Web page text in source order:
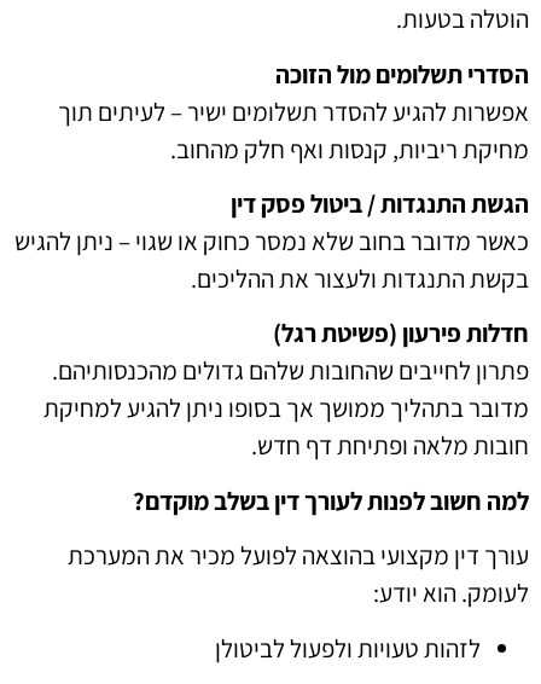
הוטלה בטעות.
הסדרי תשלומים מול הזוכה
אפשרות להגיע להסדר תשלומים ישיר – לעיתים תוך
מחיקת ריביות, קנסות ואף חלק מהחוב.
הגשת התנגדות / ביטול פסק דין
כאשר מדובר בחוב שלא נמסר כחוק או שגוי – ניתן להגיש
בקשת התנגדות ולעצור את ההליכים.
חדלות פירעון (פשיטת רגל)
פתרון לחייבים שהחובות שלהם גדולים מהכנסותיהם.
מדובר בתהליך ממושך אך בסופו ניתן להגיע למחיקת
חובות מלאה ופתיחת דף חדש.
למה חשוב לפנות לעורך דין בשלב מוקדם?
עורך דין מקצועי בהוצאה לפועל מכיר את המערכת
לעומק. הוא יודע:
לזהות טעויות ולפעול לביטולן